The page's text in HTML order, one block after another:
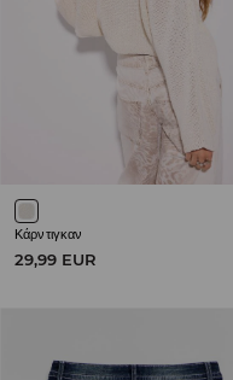
Κάρντιγκαν
29,99 EUR